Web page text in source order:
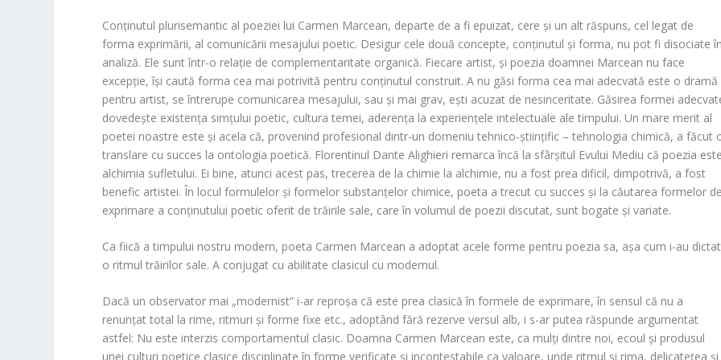
Conținutul plurisemantic al poeziei lui Carmen Marcean, departe de a fi epuizat, cere și un alt răspuns, cel legat de
forma exprimării, al comunicării mesajului poetic. Desigur cele două concepte, conținutul și forma, nu pot fi disociate în
analiză. Ele sunt într-o relație de complementaritate organică. Fiecare artist, și poezia doamnei Marcean nu face
excepție, își caută forma cea mai potrivită pentru conținutul construit. A nu găsi forma cea mai adecvată este o dramă
pentru artist, se întrerupe comunicarea mesajului, sau și mai grav, ești acuzat de nesinceritate. Găsirea formei
dovedește existența simțului poetic, cultura temei, aderența la experiențele intelectuale ale timpului. Un mare merit al
poetei noastre este și acela că, provenind profesional dintr-un domeniu tehnico-științific – tehnologia chimică, a făcut
translare cu succes la ontologia poetică. Florentinul Dante Alighieri remarca încă la sfârșitul Evului Mediu că poezia este
alchimia sufletului. Ei bine, atunci acest pas, trecerea de la chimie la alchimie, nu a fost prea dificil, dimpotrivă, a fost
benefic artistei. În locul formulelor și formelor substanțelor chimice, poeta a trecut cu succes și la căutarea formelor de
exprimare a conținutului poetic oferit de trăirile sale, care în volumul de poezii discutat, sunt bogate și variate.
Ca fiică a timpului nostru modern, poeta Carmen Marcean a adoptat acele forme pentru poezia sa, așa cum i-au
o ritmul trăirilor sale. A conjugat cu abilitate clasicul cu modernul.
Dacă un observator mai „modernist” i-ar reproșa că este prea clasică în formele de exprimare, în sensul că nu a
renunțat total la rime, ritmuri și forme fixe etc., adoptând fără rezerve versul alb, i s-ar putea răspunde argumentat
astfel: Nu este interzis comportamentul clasic. Doamna Carmen Marcean este, ca mulți dintre noi, ecoul și produsul
unei culturi poetice clasice disciplinate în forme verificate și incontestabile ca valoare, unde ritmul și rima, delicatețea și